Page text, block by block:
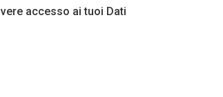
accesso ai tuoi Dati